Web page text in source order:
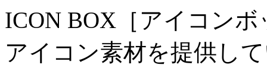
ICON BOX［アイコン
アイコン素材を提供し